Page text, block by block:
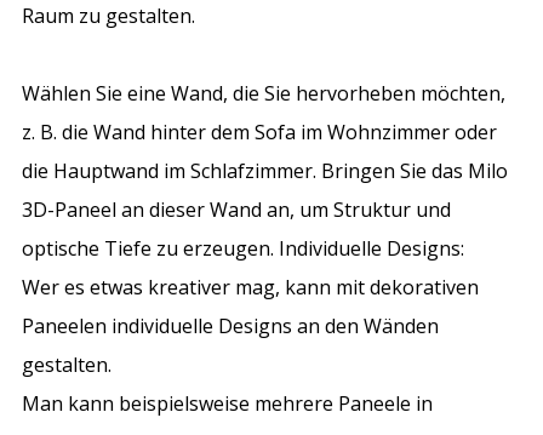
Raum zu gestalten.
Wählen Sie eine Wand, die Sie hervorheben möchten,
z. B. die Wand hinter dem Sofa im Wohnzimmer oder
die Hauptwand im Schlafzimmer. Bringen Sie das Milo
3D-Paneel an dieser Wand an, um Struktur und
optische Tiefe zu erzeugen. Individuelle Designs:
Wer es etwas kreativer mag, kann mit dekorativen
Paneelen individuelle Designs an den Wänden
gestalten.
Man kann beispielsweise mehrere Paneele in